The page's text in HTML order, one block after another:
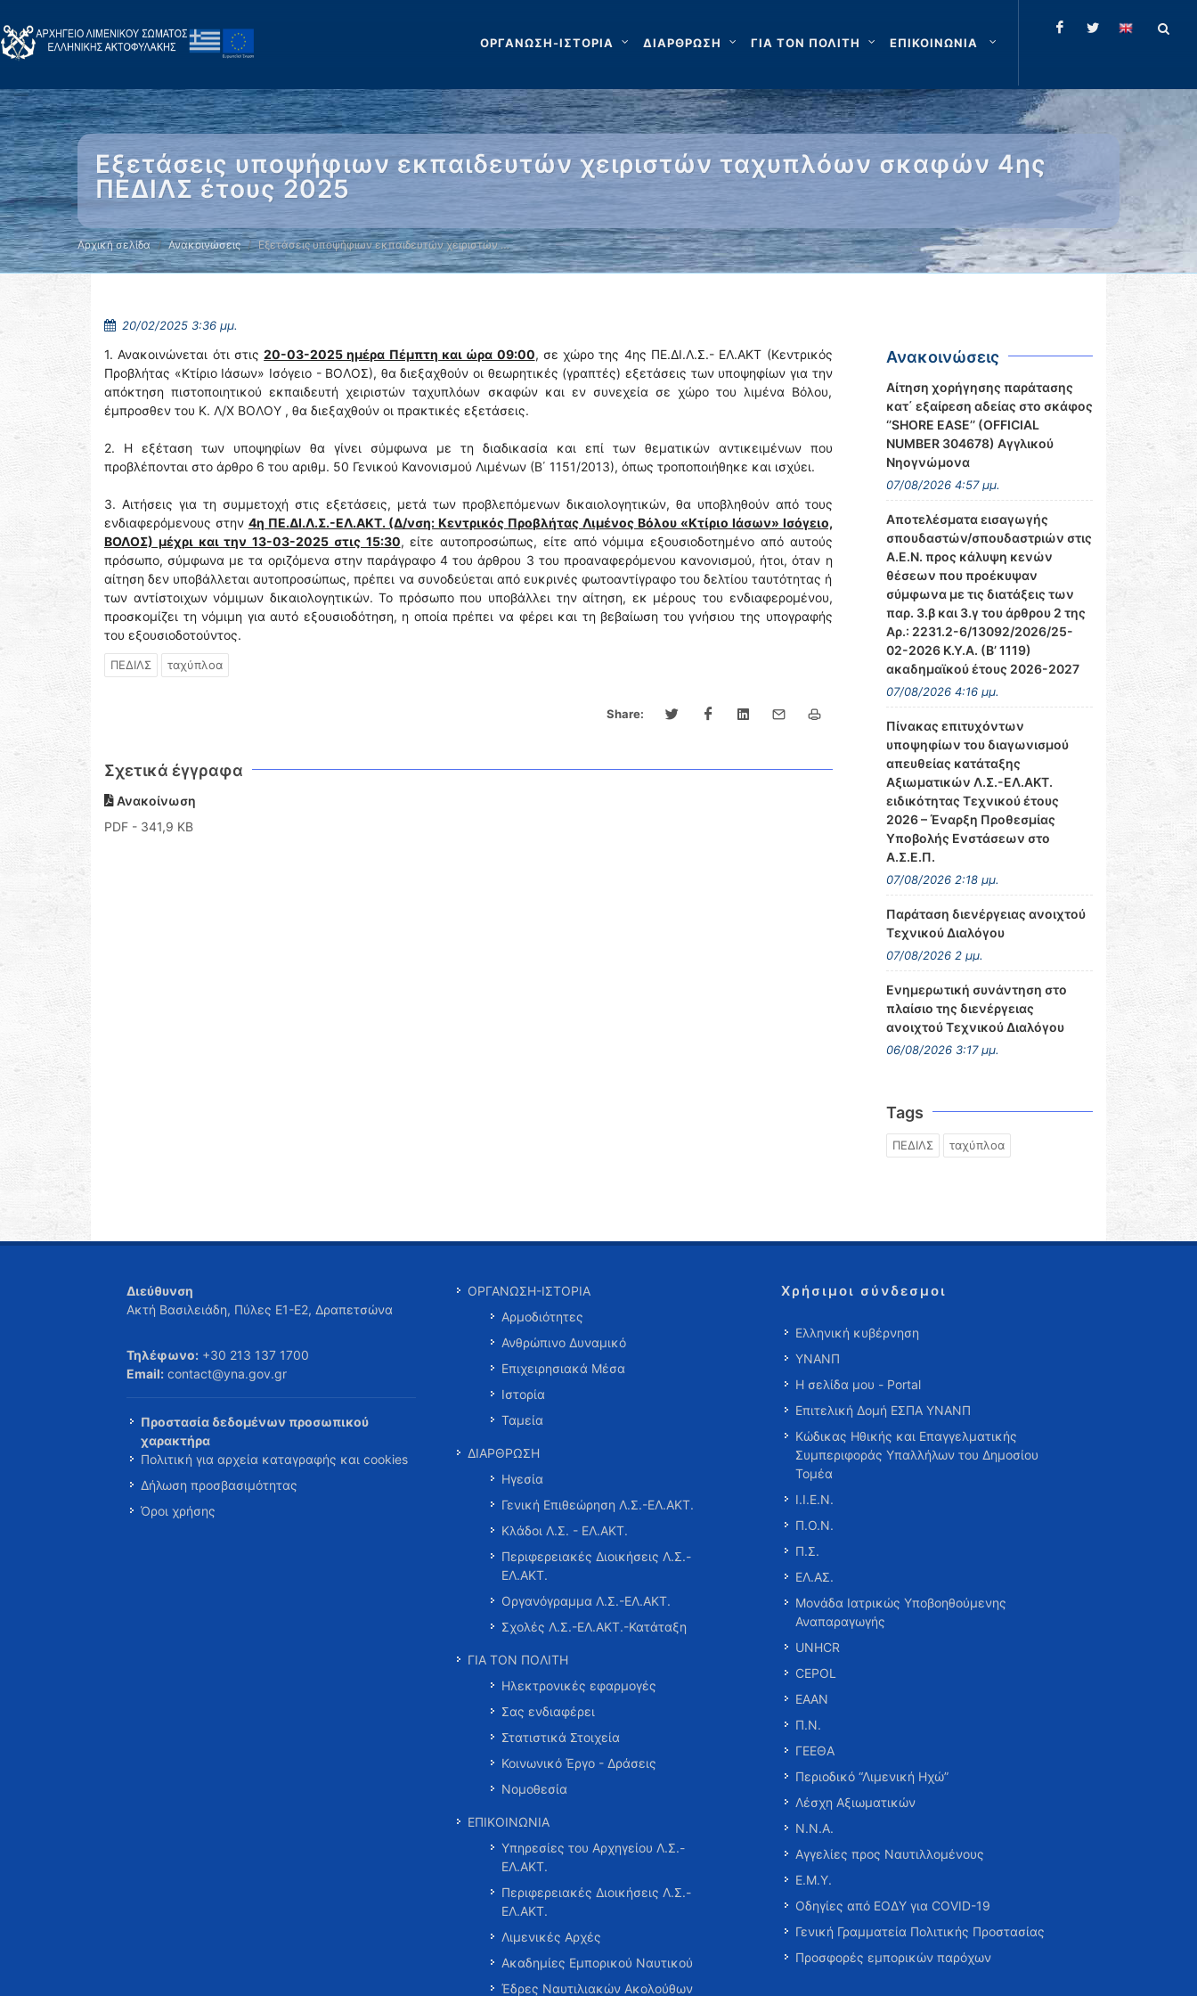
ΟΡΓΑΝΩΣΗ-ΙΣΤΟΡΙΑ ΔΙΑΡΘΡΩΣΗ ΓΙΑ ΤΟΝ ΠΟΛΙΤΗ ΕΠΙΚΟΙΝΩΝΙΑ
Εξετάσεις υποψήφιων εκπαιδευτών χειριστών ταχυπλόων σκαφών 4ης
ΠΕΔΙΛΣ έτους 2025
Αρχική σελίδα Ανακοινώσεις Εξετάσεις υποψήφιων εκπαιδευτών χειριστών …
20/02/2025 3:36 μμ.
1. Ανακοινώνεται ότι στις20-03-2025 ημέρα Πέμπτη και ώρα 09:00, σε χώρο της 4ης ΠΕ.ΔΙ.Λ.Σ.- ΕΛ.ΑΚΤ (Κεντρικός
Προβλήτας «Κτίριο Ιάσων» Ισόγειο - ΒΟΛΟΣ), θα διεξαχθούν οι θεωρητικές (γραπτές) εξετάσεις των υποψηφίων για την
απόκτηση πιστοποιητικού εκπαιδευτή χειριστών ταχυπλόων σκαφών και εν συνεχεία σε χώρο του λιμένα Βόλου,
έμπροσθεν του Κ. Λ/Χ ΒΟΛΟΥ , θα διεξαχθούν οι πρακτικές εξετάσεις.
2. Η εξέταση των υποψηφίων θα γίνει σύμφωνα με τη διαδικασία και επί των θεματικών αντικειμένων που
προβλέπονται στο άρθρο 6 του αριθμ. 50 Γενικού Κανονισμού Λιμένων (Β΄ 1151/2013), όπως τροποποιήθηκε και ισχύει.
3. Αιτήσεις για τη συμμετοχή στις εξετάσεις, μετά των προβλεπόμενων δικαιολογητικών, θα υποβληθούν από τους
ενδιαφερόμενους στην 4η ΠΕ.ΔΙ.Λ.Σ.-ΕΛ.ΑΚΤ. (Δ/νση: Κεντρικός Προβλήτας Λιμένος Βόλου «Κτίριο Ιάσων» Ισόγειο,
ΒΟΛΟΣ) μέχρι και την 13-03-2025 στις 15:30, είτε αυτοπροσώπως, είτε από νόμιμα εξουσιοδοτημένο από αυτούς
πρόσωπο, σύμφωνα με τα οριζόμενα στην παράγραφο 4 του άρθρου 3 του προαναφερόμενου κανονισμού, ήτοι, όταν η
αίτηση δεν υποβάλλεται αυτοπροσώπως, πρέπει να συνοδεύεται από ευκρινές φωτοαντίγραφο του δελτίου ταυτότητας ή
των αντίστοιχων νόμιμων δικαιολογητικών. Το πρόσωπο που υποβάλλει την αίτηση, εκ μέρους του ενδιαφερομένου,
προσκομίζει τη νόμιμη για αυτό εξουσιοδότηση, η οποία πρέπει να φέρει και τη βεβαίωση του γνήσιου της υπογραφής
του εξουσιοδοτούντος.
ΠΕΔΙΛΣ ταχύπλοα
Share:
Σχετικά έγγραφα
Ανακοίνωση
PDF - 341,9 KB
Ανακοινώσεις
Αίτηση χορήγησης παράτασης
κατ΄ εξαίρεση αδείας στο σκάφος
‘’SHORE EASE’’ (OFFICIAL
NUMBER 304678) Αγγλικού
Νηογνώμονα
07/08/2026 4:57 μμ.
Αποτελέσματα εισαγωγής
σπουδαστών/σπουδαστριών στις
Α.Ε.Ν. προς κάλυψη κενών
θέσεων που προέκυψαν
σύμφωνα με τις διατάξεις των
παρ. 3.β και 3.γ του άρθρου 2 της
Αρ.: 2231.2-6/13092/2026/25-
02-2026 Κ.Υ.Α. (Β’ 1119)
ακαδημαϊκού έτους 2026-2027
07/08/2026 4:16 μμ.
Πίνακας επιτυχόντων
υποψηφίων του διαγωνισμού
απευθείας κατάταξης
Αξιωματικών Λ.Σ.-ΕΛ.ΑΚΤ.
ειδικότητας Τεχνικού έτους
2026 – Έναρξη Προθεσμίας
Υποβολής Ενστάσεων στο
Α.Σ.Ε.Π.
07/08/2026 2:18 μμ.
Παράταση διενέργειας ανοιχτού
Τεχνικού Διαλόγου
07/08/2026 2 μμ.
Ενημερωτική συνάντηση στο
πλαίσιο της διενέργειας
ανοιχτού Τεχνικού Διαλόγου
06/08/2026 3:17 μμ.
Tags
ΠΕΔΙΛΣ ταχύπλοα
Διεύθυνση
Ακτή Βασιλειάδη, Πύλες Ε1-Ε2, Δραπετσώνα
Τηλέφωνο: +30 213 137 1700
Email: contact@yna.gov.gr
Προστασία δεδομένων προσωπικού
χαρακτήρα
Πολιτική για αρχεία καταγραφής και cookies
Δήλωση προσβασιμότητας
Όροι χρήσης
ΟΡΓΑΝΩΣΗ-ΙΣΤΟΡΙΑ
Αρμοδιότητες
Ανθρώπινο Δυναμικό
Επιχειρησιακά Μέσα
Ιστορία
Ταμεία
ΔΙΑΡΘΡΩΣΗ
Ηγεσία
Γενική Επιθεώρηση Λ.Σ.-ΕΛ.ΑΚΤ.
Κλάδοι Λ.Σ. - ΕΛ.ΑΚΤ.
Περιφερειακές Διοικήσεις Λ.Σ.-
ΕΛ.ΑΚΤ.
Οργανόγραμμα Λ.Σ.-ΕΛ.ΑΚΤ.
Σχολές Λ.Σ.-ΕΛ.ΑΚΤ.-Κατάταξη
ΓΙΑ ΤΟΝ ΠΟΛΙΤΗ
Ηλεκτρονικές εφαρμογές
Σας ενδιαφέρει
Στατιστικά Στοιχεία
Κοινωνικό Έργο - Δράσεις
Νομοθεσία
ΕΠΙΚΟΙΝΩΝΙΑ
Υπηρεσίες του Αρχηγείου Λ.Σ.-
ΕΛ.ΑΚΤ.
Περιφερειακές Διοικήσεις Λ.Σ.-
ΕΛ.ΑΚΤ.
Λιμενικές Αρχές
Ακαδημίες Εμπορικού Ναυτικού
Έδρες Ναυτιλιακών Ακολούθων
Χρήσιμοι σύνδεσμοι
Ελληνική κυβέρνηση
ΥΝΑΝΠ
Η σελίδα μου - Portal
Επιτελική Δομή ΕΣΠΑ ΥΝΑΝΠ
Κώδικας Ηθικής και Επαγγελματικής
Συμπεριφοράς Υπαλλήλων του Δημοσίου
Τομέα
Ι.Ι.Ε.Ν.
Π.Ο.Ν.
Π.Σ.
ΕΛ.ΑΣ.
Μονάδα Ιατρικώς Υποβοηθούμενης
Αναπαραγωγής
UNHCR
CEPOL
ΕΑΑΝ
Π.Ν.
ΓΕΕΘΑ
Περιοδικό “Λιμενική Ηχώ”
Λέσχη Αξιωματικών
Ν.Ν.Α.
Αγγελίες προς Ναυτιλλομένους
Ε.Μ.Υ.
Οδηγίες από ΕΟΔΥ για COVID-19
Γενική Γραμματεία Πολιτικής Προστασίας
Προσφορές εμπορικών παρόχων